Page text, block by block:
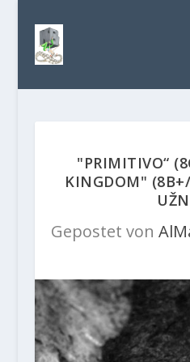
"PRIMITIVO“
KINGDOM"
Gepostet von